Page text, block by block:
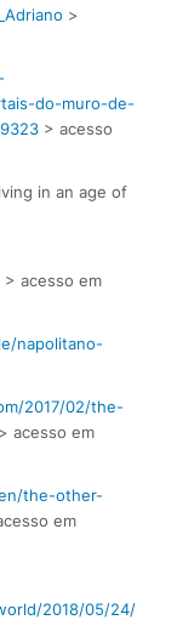
>
do-muro-de-
> acesso
in an age of
> acesso em
napolitano-
2017/02/the-
acesso em
the-other-
em
2018/05/24/